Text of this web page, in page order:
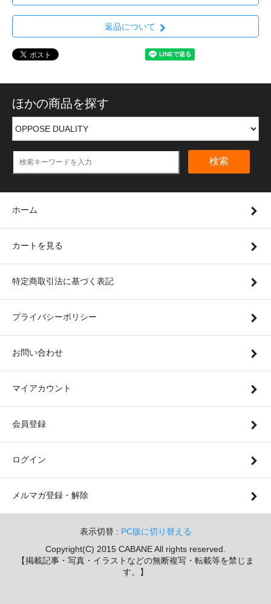
返品について
ほかの商品を探す
検索
ホーム
カートを見る
特定商取引法に基づく表記
プライバシーポリシー
お問い合わせ
マイアカウント
会員登録
ログイン
メルマガ登録・解除
表示切替 : PC版に切り替える
Copyright(C) 2015 CABANE All rights reserved.
【掲載記事・写真・イラストなどの無断複写・転載等を禁じま
す。】